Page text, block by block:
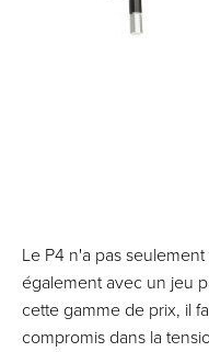
Le P4 n'a pas
également avec un jeu
cette gamme de prix, il
compromis dans la